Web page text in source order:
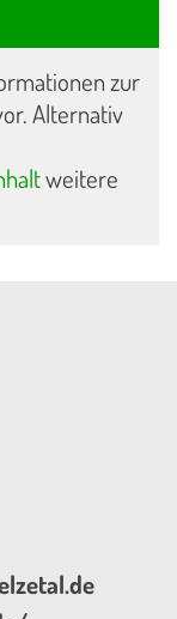
zur
Alternativ
weitere